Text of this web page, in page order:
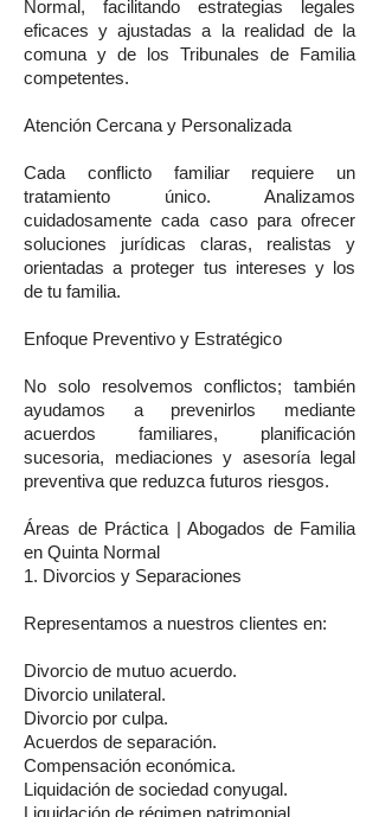
Normal, facilitando estrategias legales
eficaces y ajustadas a la realidad de la
comuna y de los Tribunales de Familia
competentes.
Atención Cercana y Personalizada
Cada conflicto familiar requiere un
tratamiento único. Analizamos
cuidadosamente cada caso para ofrecer
soluciones jurídicas claras, realistas y
orientadas a proteger tus intereses y los
de tu familia.
Enfoque Preventivo y Estratégico
No solo resolvemos conflictos; también
ayudamos a prevenirlos mediante
acuerdos familiares, planificación
sucesoria, mediaciones y asesoría legal
preventiva que reduzca futuros riesgos.
Áreas de Práctica | Abogados de Familia
en Quinta Normal
1. Divorcios y Separaciones
Representamos a nuestros clientes en:
Divorcio de mutuo acuerdo.
Divorcio unilateral.
Divorcio por culpa.
Acuerdos de separación.
Compensación económica.
Liquidación de sociedad conyugal.